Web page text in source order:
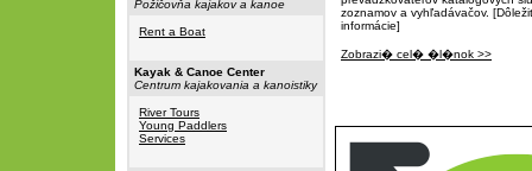
Požičovňa kajakov a kanoe
Rent a Boat
Kayak & Canoe Center
Centrum kajakovania a kanoistiky
River Tours
Young Paddlers
Services
zoznamov a vyhľadávačov.
informácie]
Zobrazi� cel� �l�nok >>